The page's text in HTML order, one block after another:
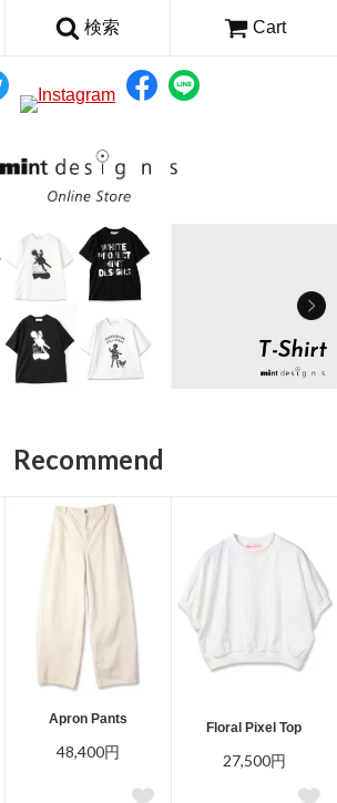
検索 Cart
Recommend
Apron Pants
48,400円
Floral Pixel Top
27,500円